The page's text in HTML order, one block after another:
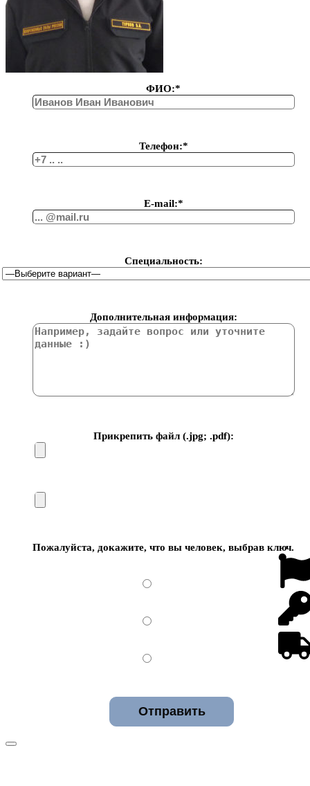
ФИО:*
Телефон:*
Е-mail:*
Специальность:
Дополнительная информация:
Прикрепить файл (.jpg; .pdf):
Пожалуйста, докажите, что вы человек, выбрав ключ.